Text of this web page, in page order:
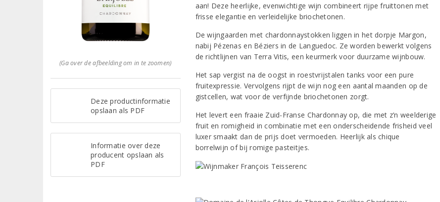
(Ga over de afbeelding om in te zoomen)
Deze productinformatie
opslaan als PDF
Informatie over deze
producent opslaan als
PDF
aan! Deze heerlijke, evenwichtige wijn combineert rijpe fruittonen met
frisse elegantie en verleidelijke briochetonen.
De wijngaarden met chardonnaystokken liggen in het dorpje Margon,
nabij Pézenas en Béziers in de Languedoc. Ze worden bewerkt volgens
de richtlijnen van Terra Vitis, een keurmerk voor duurzame wijnbouw.
Het sap vergist na de oogst in roestvrijstalen tanks voor een pure
fruitexpressie. Vervolgens rijpt de wijn nog een aantal maanden op de
gistcellen, wat voor de verfijnde briochetonen zorgt.
Het levert een fraaie Zuid-Franse Chardonnay op, die met z’n weelderige
fruit en romigheid in combinatie met een onderscheidende frisheid veel
luxer smaakt dan de prijs doet vermoeden. Heerlijk als chique
borrelwijn of bij romige pasteitjes.